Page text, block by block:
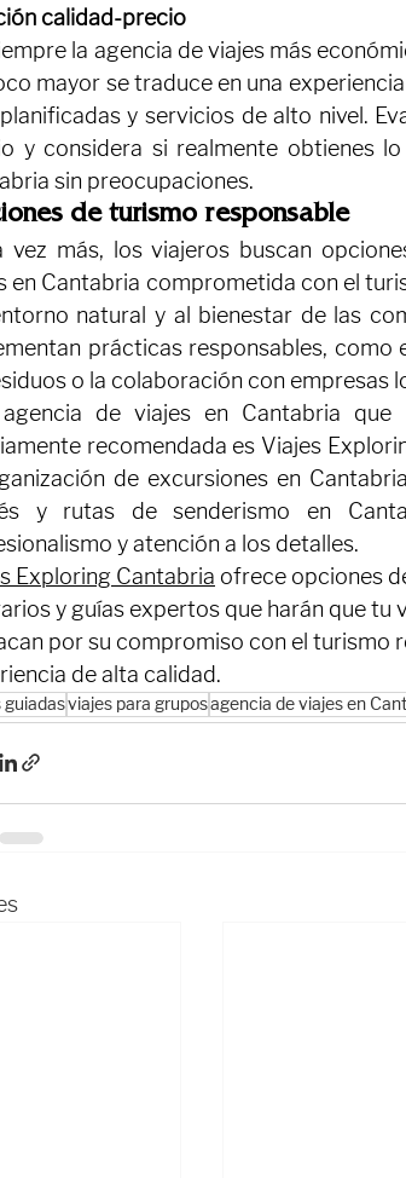
calidad-precio
la agencia de viajes más
mayor se traduce en una
y servicios de alto nivel.
y considera si realmente obtienes
sin preocupaciones.
de turismo responsable
vez más, los viajeros buscan
en Cantabria comprometida con el
natural y al bienestar de las
prácticas responsables,
o la colaboración con empresas
de viajes en Cantabria
recomendada es Viajes
de excursiones en
y rutas de senderismo en
y atención a los detalles.
Exploring Cantabria ofrece opciones
y guías expertos que harán que tu
por su compromiso con el turismo
de alta calidad.
guiadasviajes para gruposagencia de viajes en